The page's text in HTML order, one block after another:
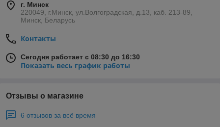
г. Минск
220049, г.Минск, ул.Волгоградская, д.13, каб. 213-89,
Минск, Беларусь
Контакты
Сегодня работает с 08:30 до 16:30
Показать весь график работы
Отзывы о магазине
6 отзывов за всё время